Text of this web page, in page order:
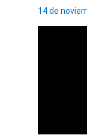
14 de